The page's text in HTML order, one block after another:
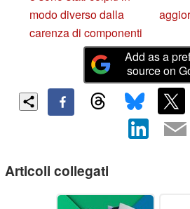
modo diverso dalla
carenza di componenti
Add as a
source on
Articoli collegati